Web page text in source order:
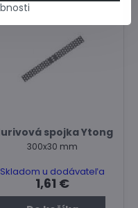
spojka Ytong
300x30 mm
Skladom u dodávateľa
1,61 €